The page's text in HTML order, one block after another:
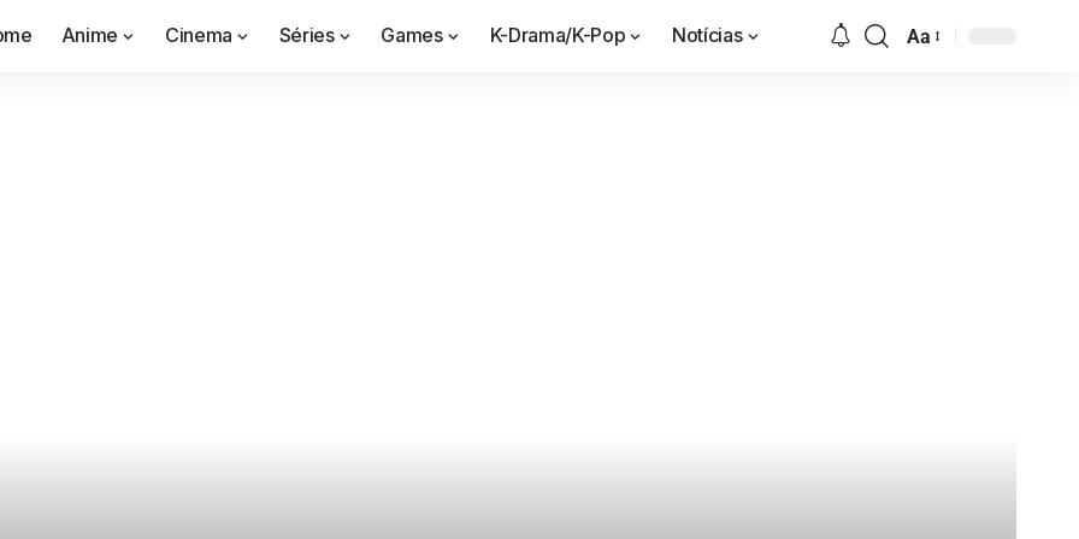
Anime Cinema Séries Games K-Drama/K-Pop Notícias Aa